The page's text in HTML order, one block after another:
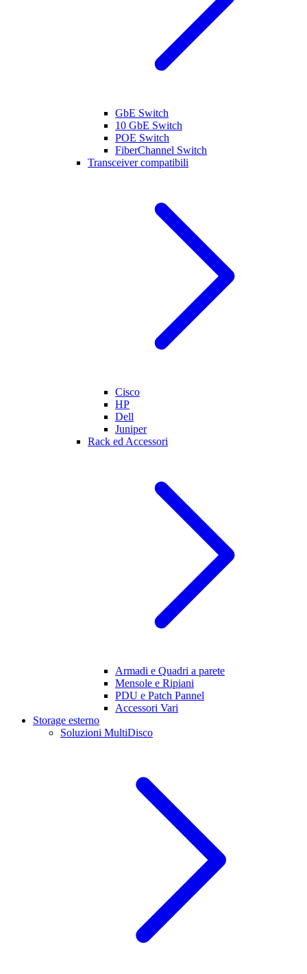
GbE Switch
10 GbE Switch
POE Switch
FiberChannel Switch
Transceiver compatibili
Cisco
HP
Dell
Juniper
Rack ed Accessori
Armadi e Quadri a parete
Mensole e Ripiani
PDU e Patch Pannel
Accessori Vari
Storage esterno
Soluzioni MultiDisco